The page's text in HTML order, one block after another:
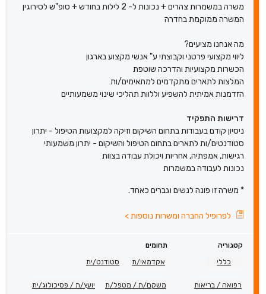
משרה במשמרות צהרים + נכונות ל- 2 לילות בחודש + סופ"ש לסירוגין
המשרה ממוקמת בחדרה
מה אנחנו מציעים?
ליווי מקצועי פרטני וקבוצתי ע" אנשי מקצוע בארגון
הכשרות מקצועיות והדרכה שוטפת
המלצות לתארים מתקדמים למתאימים/ות
הזדמנות אמיתית להשפיע וללוות תהליכי שינוי משמעותיים
דרישות התפקיד
ניסיון קודם בעבודות בתחום השיקום וזיקה למקצועות הטיפול - יתרון
סטודנטים/ות לתארים בתחום הטיפול והשיקום - יתרון משמעותי
רגישות, אמפתיה, אחריות ויכולת עבודה בצוות
נכונות לעבודה במשמרות
* משרה זו פונה לנשים וגברים כאחד.
לפרופיל החברה ומשרות נוספות>
קטגוריה
תחומים
כללי
אקדמאי/ת סטודנט/ית
רפואה / בריאות משקם/ת / מטפל/ת יועץ/ת / פסיכולוג/ית